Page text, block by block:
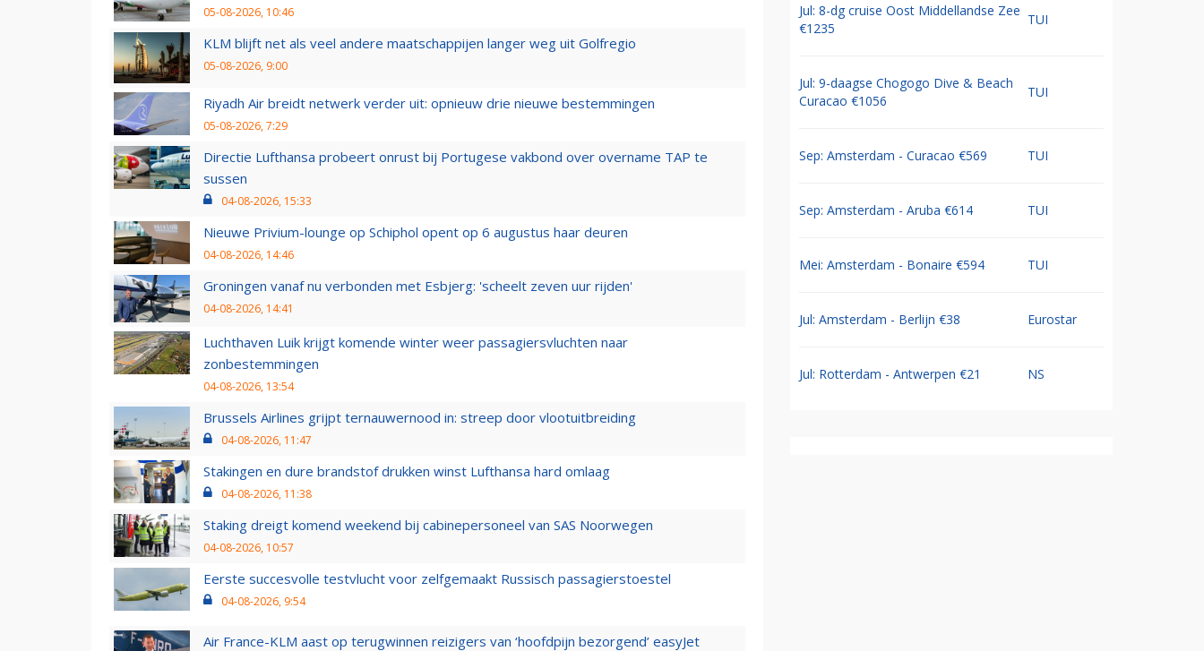
05-08-2026, 10:46
KLM blijft net als veel andere maatschappijen langer weg uit Golfregio
05-08-2026, 9:00
Riyadh Air breidt netwerk verder uit: opnieuw drie nieuwe bestemmingen
05-08-2026, 7:29
Directie Lufthansa probeert onrust bij Portugese vakbond over overname TAP te
sussen
04-08-2026, 15:33
Nieuwe Privium-lounge op Schiphol opent op 6 augustus haar deuren
04-08-2026, 14:46
Groningen vanaf nu verbonden met Esbjerg: 'scheelt zeven uur rijden'
04-08-2026, 14:41
Luchthaven Luik krijgt komende winter weer passagiersvluchten naar
zonbestemmingen
04-08-2026, 13:54
Brussels Airlines grijpt ternauwernood in: streep door vlootuitbreiding
04-08-2026, 11:47
Stakingen en dure brandstof drukken winst Lufthansa hard omlaag
04-08-2026, 11:38
Staking dreigt komend weekend bij cabinepersoneel van SAS Noorwegen
04-08-2026, 10:57
Eerste succesvolle testvlucht voor zelfgemaakt Russisch passagierstoestel
04-08-2026, 9:54
Air France-KLM aast op terugwinnen reizigers van ‘hoofdpijn bezorgend’ easyJet
Jul: 8-dg cruise Oost Middellandse Zee
€1235
TUI
Jul: 9-daagse Chogogo Dive & Beach
Curacao €1056
TUI
Sep: Amsterdam - Curacao €569 TUI
Sep: Amsterdam - Aruba €614 TUI
Mei: Amsterdam - Bonaire €594 TUI
Jul: Amsterdam - Berlijn €38 Eurostar
Jul: Rotterdam - Antwerpen €21 NS